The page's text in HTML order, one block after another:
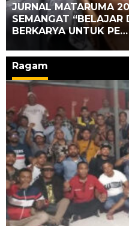
JURNAL MATARUMA
SEMANGAT “BELAJAR
BERKARYA UNTUK PE…
Ragam